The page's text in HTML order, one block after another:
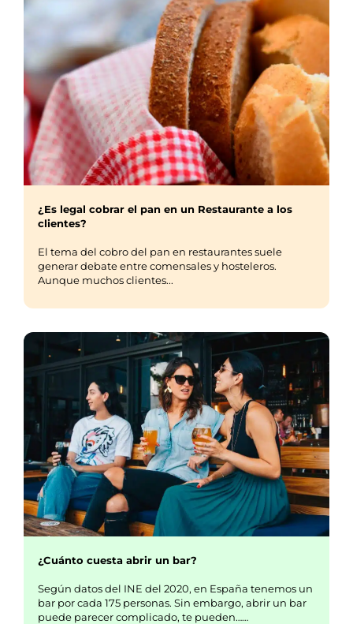
¿Es legal cobrar el pan en un Restaurante a los
clientes?
El tema del cobro del pan en restaurantes suele
generar debate entre comensales y hosteleros.
Aunque muchos clientes...
¿Cuánto cuesta abrir un bar?
Según datos del INE del 2020, en España tenemos un
bar por cada 175 personas. Sin embargo, abrir un bar
puede parecer complicado, te pueden……